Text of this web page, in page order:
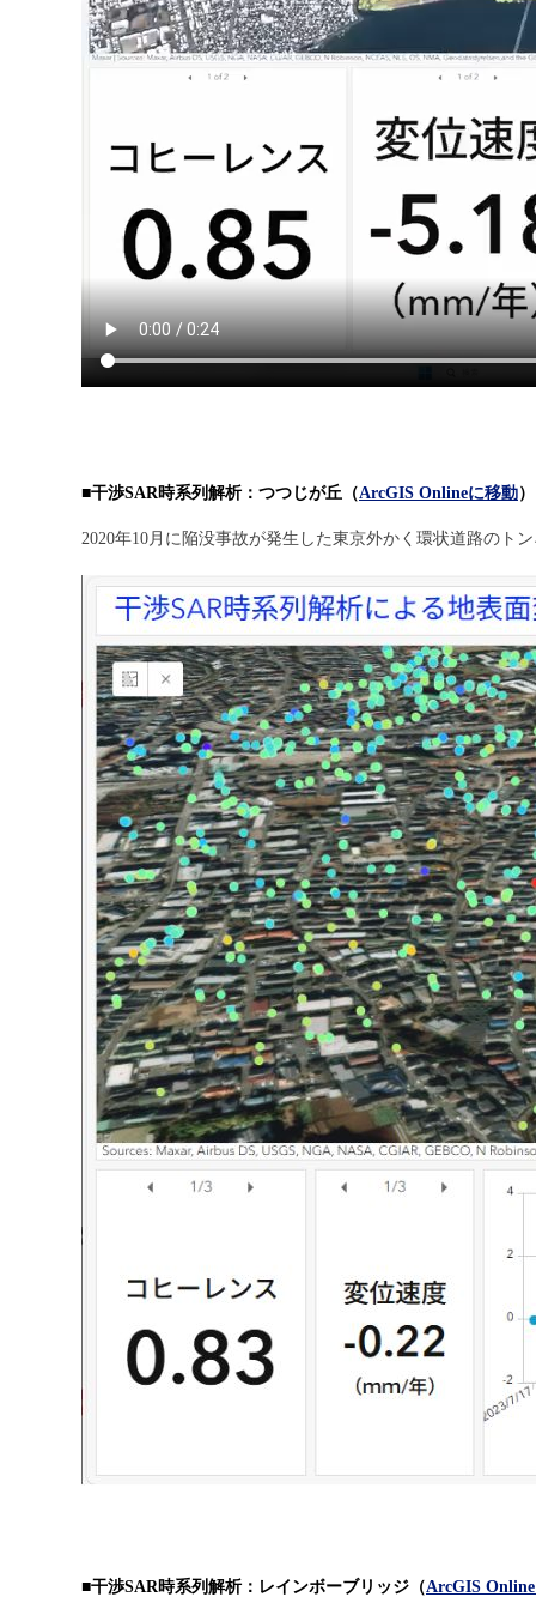
■干渉SAR時系列解析：つつじが丘（ArcGIS Onlineに移動）
2020年10月に陥没事故が発生した東京外かく環状道路のト
■干渉SAR時系列解析：レインボーブリッジ（ArcGIS